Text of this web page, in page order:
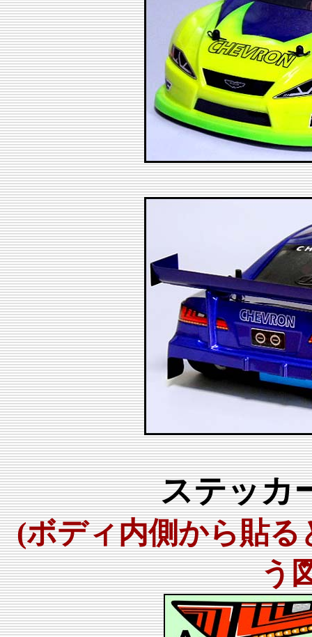
ステッカ
(ボディ内側から貼
う